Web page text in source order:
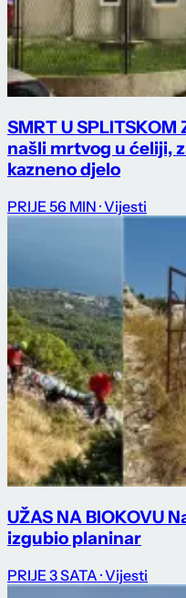
SMRT U
našli mrtvog u ćeliji,
kazneno djelo
PRIJE 56 MIN · Vijesti
UŽAS NA BIOKOVU
izgubio planinar
PRIJE 3 SATA · Vijesti